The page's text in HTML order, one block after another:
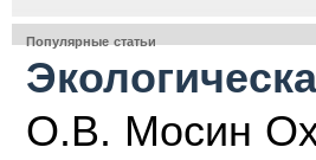
Популярные статьи
О.В. Мосин